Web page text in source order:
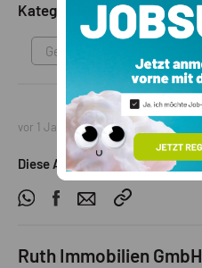
Kategorie
Gewerbeimmobilie
vor 1 Jahr
Diese Anzeige teilen
Ruth Immobilien GmbH